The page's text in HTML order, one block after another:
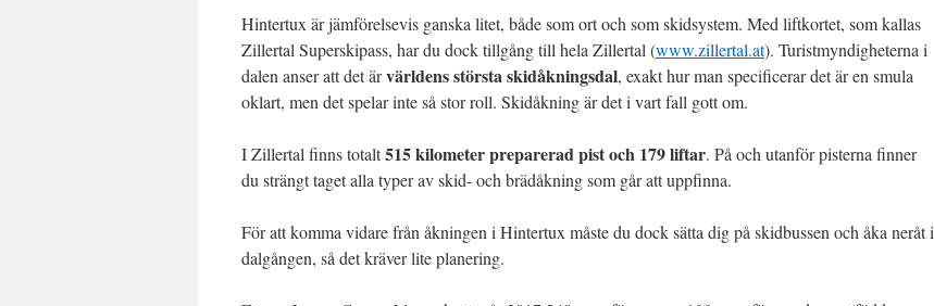
Hintertux är jämförelsevis ganska litet, både som ort och som skidsystem. Med liftkortet, som kallas
Zillertal Superskipass, har du dock tillgång till hela Zillertal (www.zillertal.at). Turistmyndigheterna i
dalen anser att det ärvärldens största skidåkningsdal, exakt hur man specificerar det är en smula
oklart, men det spelar inte så stor roll. Skidåkning är det i vart fall gott om.
I Zillertal finns totalt515 kilometer preparerad pist och 179 liftar. På och utanför pisterna finner
du strängt taget alla typer av skid- och brädåkning som går att uppfinna.
För att komma vidare från åkningen i Hintertux måste du dock sätta dig på skidbussen och åka neråt i
dalgången, så det kräver lite planering.